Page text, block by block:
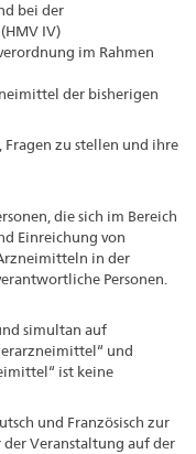
bei der
IV)
im Rahmen
der bisherigen
Fragen zu stellen und ihre
die sich im Bereich
Einreichung von
in der
Personen.
simultan auf
und
ist keine
und Französisch zur
Veranstaltung auf der